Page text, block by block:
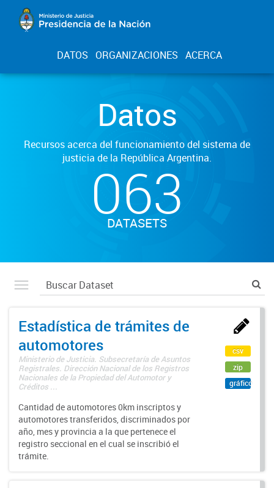
DATOS ORGANIZACIONES ACERCA
Datos
Recursos acerca del funcionamiento del sistema de
justicia de la República Argentina.
063
DATASETS
Estadística de trámites de
automotores
Ministerio de Justicia. Subsecretaría de Asuntos
Registrales. Dirección Nacional de los Registros
Nacionales de la Propiedad del Automotor y
Créditos ...
Cantidad de automotores 0km inscriptos y
automotores transferidos, discriminados por
año, mes y provincia a la que pertenece el
registro seccional en el cual se inscribió el
trámite.
csv
zip
gráfico